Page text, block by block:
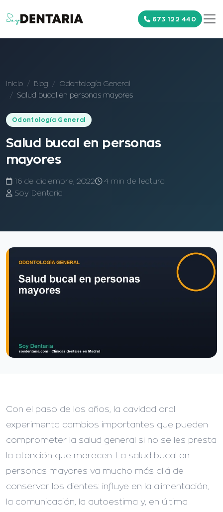
673 122 440
Inicio Blog
Odontología General
Salud bucal en personas mayores
Odontología General
Salud bucal en personas
mayores
16 de diciembre, 2022
4 min de lectura
Soy Dentaria
Con el paso de los años, la cavidad oral
experimenta cambios importantes que pueden
comprometer la salud general si no se les presta
la atención que merecen. La salud bucal en
personas mayores va mucho más allá de
conservar los dientes: influye en la alimentación,
la comunicación, la autoestima y, en última